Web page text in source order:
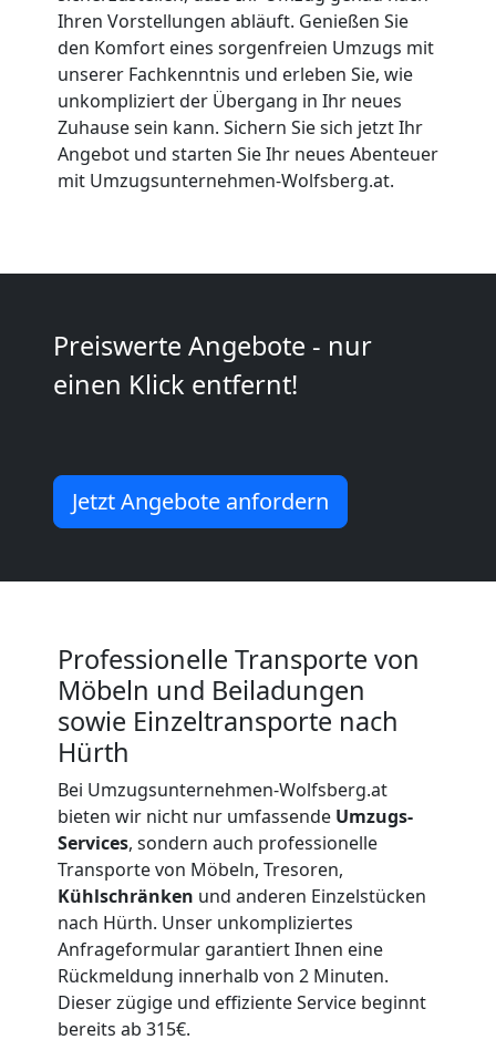
Ihren Vorstellungen abläuft. Genießen Sie
den Komfort eines sorgenfreien Umzugs mit
unserer Fachkenntnis und erleben Sie, wie
unkompliziert der Übergang in Ihr neues
Zuhause sein kann. Sichern Sie sich jetzt Ihr
Angebot und starten Sie Ihr neues Abenteuer
mit Umzugsunternehmen-Wolfsberg.at.
Preiswerte Angebote - nur
einen Klick entfernt!
Jetzt Angebote anfordern
Professionelle Transporte von
Möbeln und Beiladungen
sowie Einzeltransporte nach
Hürth
Bei Umzugsunternehmen-Wolfsberg.at
bieten wir nicht nur umfassende Umzugs-
Services, sondern auch professionelle
Transporte von Möbeln, Tresoren,
Kühlschränken und anderen Einzelstücken
nach Hürth. Unser unkompliziertes
Anfrageformular garantiert Ihnen eine
Rückmeldung innerhalb von 2 Minuten.
Dieser zügige und effiziente Service beginnt
bereits ab 315€.
Wolfsberg
Büroumzug
Wolfsberg
Tragehilfe
Kleiner
Umzug
Küchenumzug
Wolfsberg
Umzug
und
Lagerung
Wolfsberg